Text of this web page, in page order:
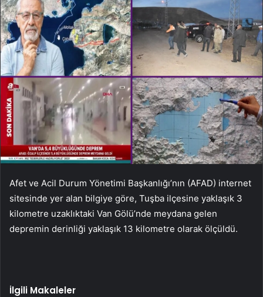
Afet ve Acil Durum Yönetimi Başkanlığı’nın (AFAD) internet
sitesinde yer alan bilgiye göre, Tuşba ilçesine yaklaşık 3
kilometre uzaklıktaki Van Gölü’nde meydana gelen
depremin derinliği yaklaşık 13 kilometre olarak ölçüldü.
İlgili Makaleler